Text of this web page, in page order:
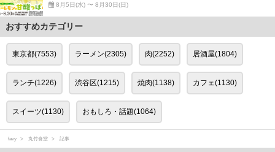
8月5日(水) 〜 8月30日(日)
おすすめカテゴリー
東京都(7553) ラーメン(2305) 肉(2252) 居酒屋(1804)
ランチ(1226) 渋谷区(1215) 焼肉(1138) カフェ(1130)
スイーツ(1130) おもしろ・話題(1064)
favy 丸竹食堂 記事